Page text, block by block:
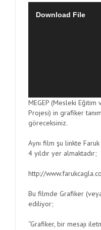
Download File
MEGEP (Mesleki
Projesi) in grafiker
göreceksiniz.
Aynı film şu linkte
4 yıldır yer almaktadır;
http://
Bu filmde Grafiker
ediliyor;
“Grafiker, bir mesajı